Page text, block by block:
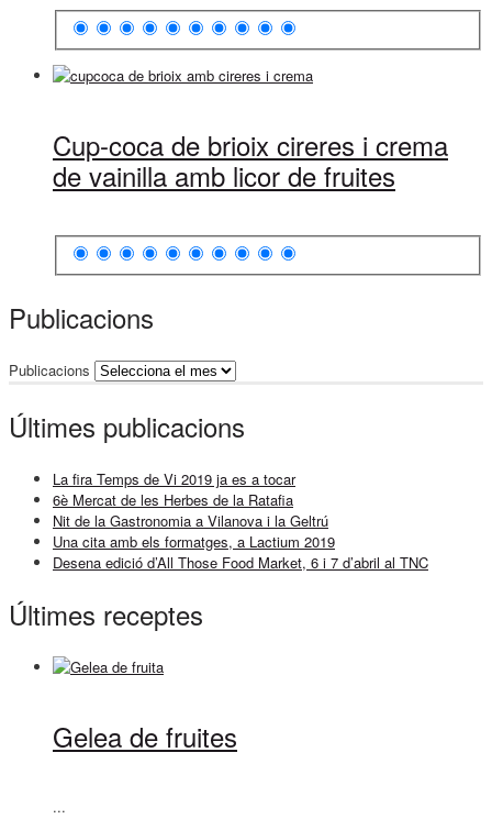
Cup-coca de brioix cireres i crema
de vainilla amb licor de fruites
Publicacions
Publicacions
Últimes publicacions
La fira Temps de Vi 2019 ja es a tocar
6è Mercat de les Herbes de la Ratafia
Nit de la Gastronomia a Vilanova i la Geltrú
Una cita amb els formatges, a Lactium 2019
Desena edició d’All Those Food Market, 6 i 7 d’abril al TNC
Últimes receptes
Gelea de fruites
...